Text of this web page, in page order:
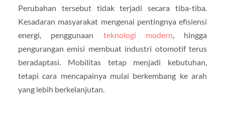
Perubahan tersebut tidak terjadi secara tiba-tiba.
Kesadaran masyarakat mengenai pentingnya efisiensi
energi, penggunaan teknologi modern, hingga
pengurangan emisi membuat industri otomotif terus
beradaptasi. Mobilitas tetap menjadi kebutuhan,
tetapi cara mencapainya mulai berkembang ke arah
yang lebih berkelanjutan.